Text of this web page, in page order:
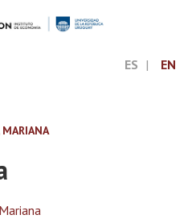
ES EN
MARIANA